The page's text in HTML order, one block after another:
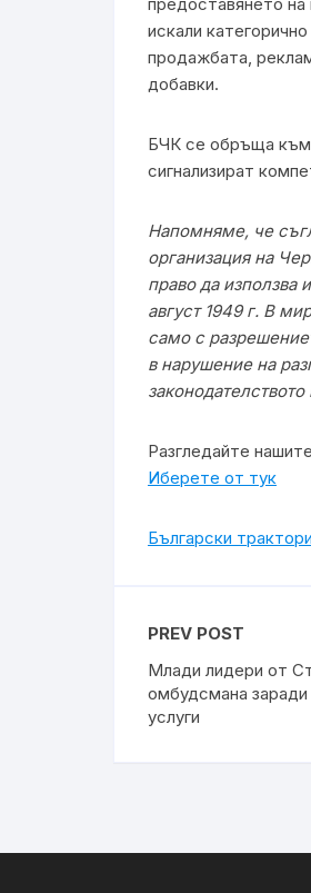
искали
продажбата,
добавки.
БЧК се обръща към
сигнализират
Напомняме, че
организация на
право да използва
август 1949 г. В
само с
в нарушение на
Разгледайте
Иберете от тук
Български
PREV POST
Млади лидери от
омбудсмана
услуги